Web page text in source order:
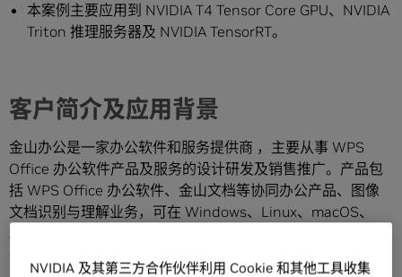
本案例主要应用到 NVIDIA T4 Tensor Core GPU、NVIDIA
Triton 推理服务器及 NVIDIA TensorRT。
客户简介及应用背景
金山办公是一家办公软件和服务提供商 ，主要从事 WPS
Office 办公软件产品及服务的设计研发及销售推⼴。产品包
括 WPS Office 办公软件、⾦⼭⽂档等协同办公产品、图像
文档识别与理解业务，可在 Windows、Linux、macOS、
Android、iOS 、Harmony 等众多主流操作平台上应⽤，于
全球也有越来越多的用户乐享金山办公提供的产品和服务。
NVIDIA 及其第三方合作伙伴利用 Cookie 和其他工具收集